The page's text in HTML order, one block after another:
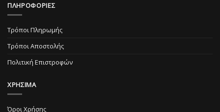
ΠΛΗΡΟΦΟΡΙΕΣ
Τρόποι Πληρωμής
Τρόποι Αποστολής
Πολιτική Επιστροφών
ΧΡΗΣΙΜΑ
Όροι Χρήσης